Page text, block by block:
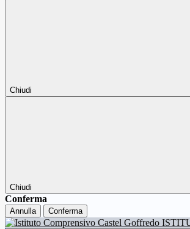
Chiudi
Chiudi
Conferma
Annulla Conferma